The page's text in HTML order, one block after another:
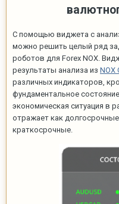
С помощью виджета с
можно решить целый ряд
роботов для Forex NOX.
результаты анализа из NOX
различных индикаторов,
фундаментальное
экономическая ситуация в
отражает как
краткосрочные.